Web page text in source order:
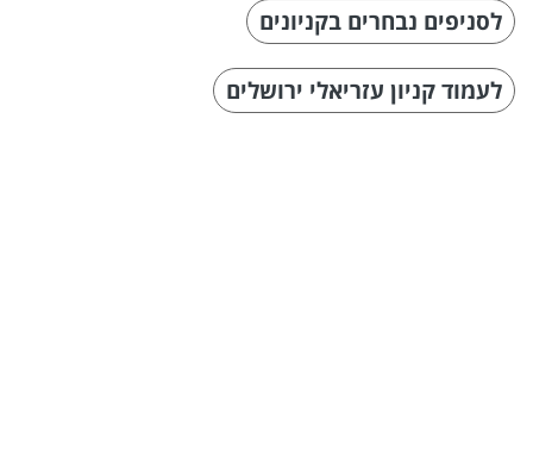
לסניפים נבחרים בקניונים
לעמוד קניון עזריאלי ירושלים